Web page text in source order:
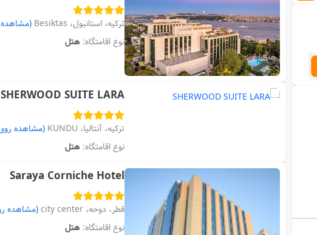
ترکیه، استانبول، Besiktas
نوع اقامتگاه: هتل
SHERWOOD SUITE LARA
ترکیه، آنتالیا، KUNDU
(مشاهده روی
نوع اقامتگاه: هتل
Saraya Corniche Hotel
قطر، دوحه، city center
(مشاهده
نوع اقامتگاه: هتل